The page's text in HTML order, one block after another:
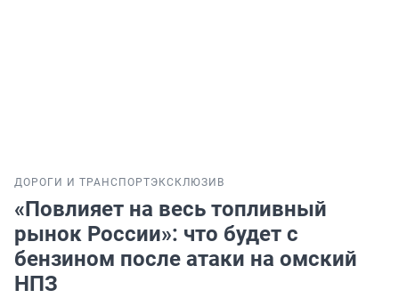
ДОРОГИ И ТРАНСПОРТЭКСКЛЮЗИВ
«Повлияет на весь топливный
рынок России»: что будет с
бензином после атаки на омский
НПЗ